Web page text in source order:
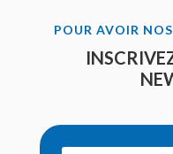
POUR AVOIR